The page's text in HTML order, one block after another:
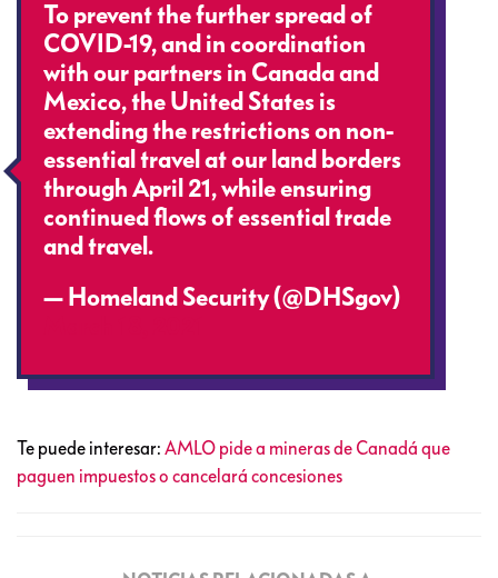
To prevent the further spread of
COVID-19, and in coordination
with our partners in Canada and
Mexico, the United States is
extending the restrictions on non-
essential travel at our land borders
through April 21, while ensuring
continued flows of essential trade
and travel.
— Homeland Security (@DHSgov)
Te puede interesar: AMLO pide a mineras de Canadá que
paguen impuestos o cancelará concesiones